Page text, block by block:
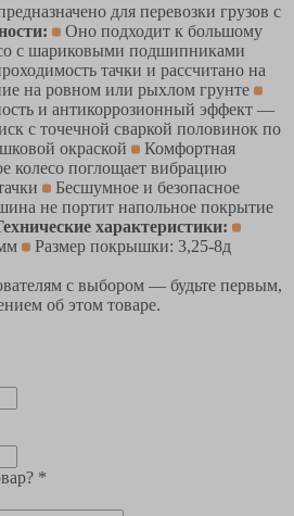
для перевозки грузов с
Оно подходит к большому
с шариковыми подшипниками
тачки и рассчитано на
на ровном или рыхлом грунте
и антикоррозионный эффект —
с точечной сваркой половинок по
окраской
Комфортная
колесо поглощает вибрацию
Бесшумное и безопасное
не портит напольное покрытие
характеристики:
Размер покрышки: 3,25-8д
с выбором — будьте первым,
об этом товаре.
*